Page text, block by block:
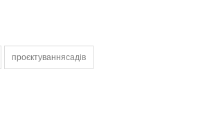
проєктуваннясадів